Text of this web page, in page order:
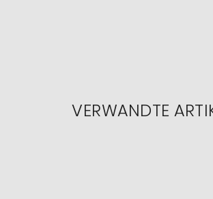
VERWANDTE